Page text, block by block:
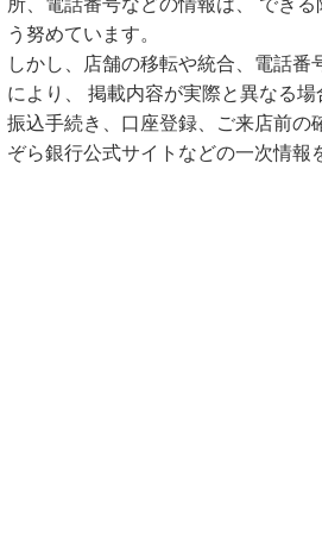
所、電話番号などの情報は、 でき
う努めています。
しかし、店舗の移転や統合、電話番
により、 掲載内容が実際と異なる場
振込手続き、口座登録、ご来店前の
ぞら銀行公式サイトなどの一次情報